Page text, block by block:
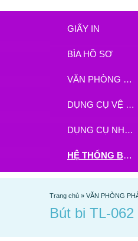
GIẤY IN
BÌA HỒ SƠ
VĂN PHÒNG PHẨM
DỤNG CỤ VỆ SINH
DỤNG CỤ NHÀ BẾP
HỆ THỐNG BHX - TGDĐ ĐẶT HÀNG TẠI ĐÂY
Trang chủ » VĂN PHÒNG
Bút bi TL-062